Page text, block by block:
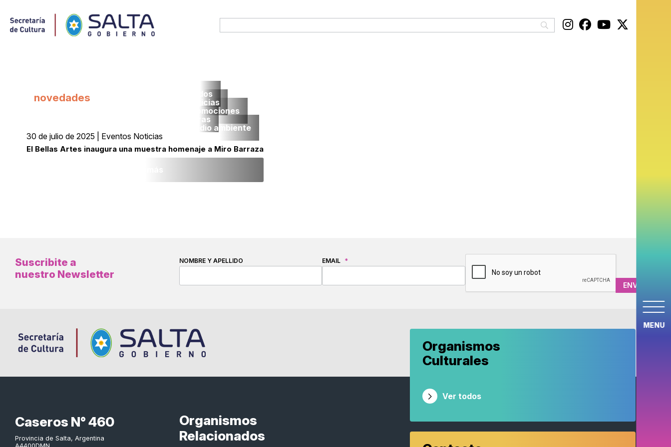
MENU
novedades
Todos
noticias
promociones
obras
medio ambiente
30 de julio de 2025 | Eventos Noticias
El Bellas Artes inaugura una muestra homenaje a Miro Barraza
Suscribite a
nuestro Newsletter
NOMBRE Y APELLIDO EMAIL *
Caseros N° 460
Provincia de Salta, Argentina
Organismos
Relacionados
Organismos
Culturales
Ver todos